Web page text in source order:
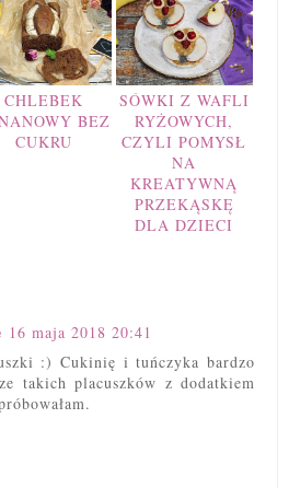
CHLEBEK
BEZ
CUKRU
SÓWKI Z WAFLI
RYŻOWYCH,
CZYLI POMYSŁ
NA
KREATYWNĄ
PRZEKĄSKĘ
DLA DZIECI
16 maja 2018 20:41
:) Cukinię i tuńczyka bardzo
takich placuszków z dodatkiem